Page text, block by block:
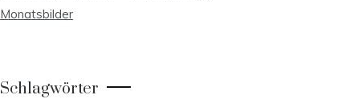
Monatsbilder
Schlagwörter